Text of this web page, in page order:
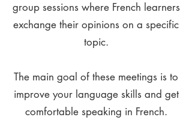
group sessions where French learners
exchange their opinions on a specific
topic.
The main goal of these meetings is to
improve your language skills and get
comfortable speaking in French.